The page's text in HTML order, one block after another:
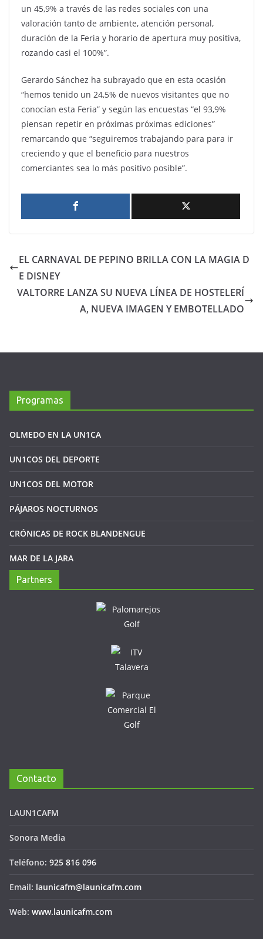
un 45,9% a través de las redes sociales con una
valoración tanto de ambiente, atención personal,
duración de la Feria y horario de apertura muy positiva,
rozando casi el 100%”.
Gerardo Sánchez ha subrayado que en esta ocasión
“hemos tenido un 24,5% de nuevos visitantes que no
conocían esta Feria” y según las encuestas “el 93,9%
piensan repetir en próximas próximas ediciones”
remarcando que “seguiremos trabajando para para ir
creciendo y que el beneficio para nuestros
comerciantes sea lo más positivo posible”.
EL CARNAVAL DE PEPINO BRILLA CON LA MAGIA D
E DISNEY
VALTORRE LANZA SU NUEVA LÍNEA DE HOSTELERÍ
A, NUEVA IMAGEN Y EMBOTELLADO
Programas
OLMEDO EN LA UN1CA
UN1COS DEL DEPORTE
UN1COS DEL MOTOR
PÁJAROS NOCTURNOS
CRÓNICAS DE ROCK BLANDENGUE
MAR DE LA JARA
Partners
Contacto
LAUN1CAFM
Sonora Media
Teléfono: 925 816 096
Email: launicafm@launicafm.com
Web: www.launicafm.com